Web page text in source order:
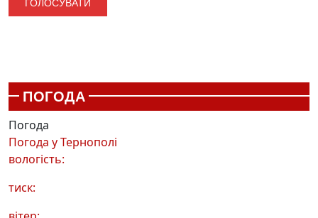
ПОГОДА
Погода
Погода уТернополі
вологість:
тиск: